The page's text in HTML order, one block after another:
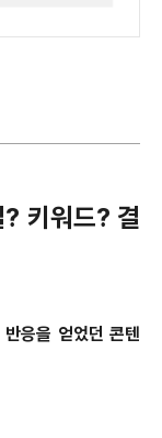
키워드? 결
반응을 얻었던 콘텐